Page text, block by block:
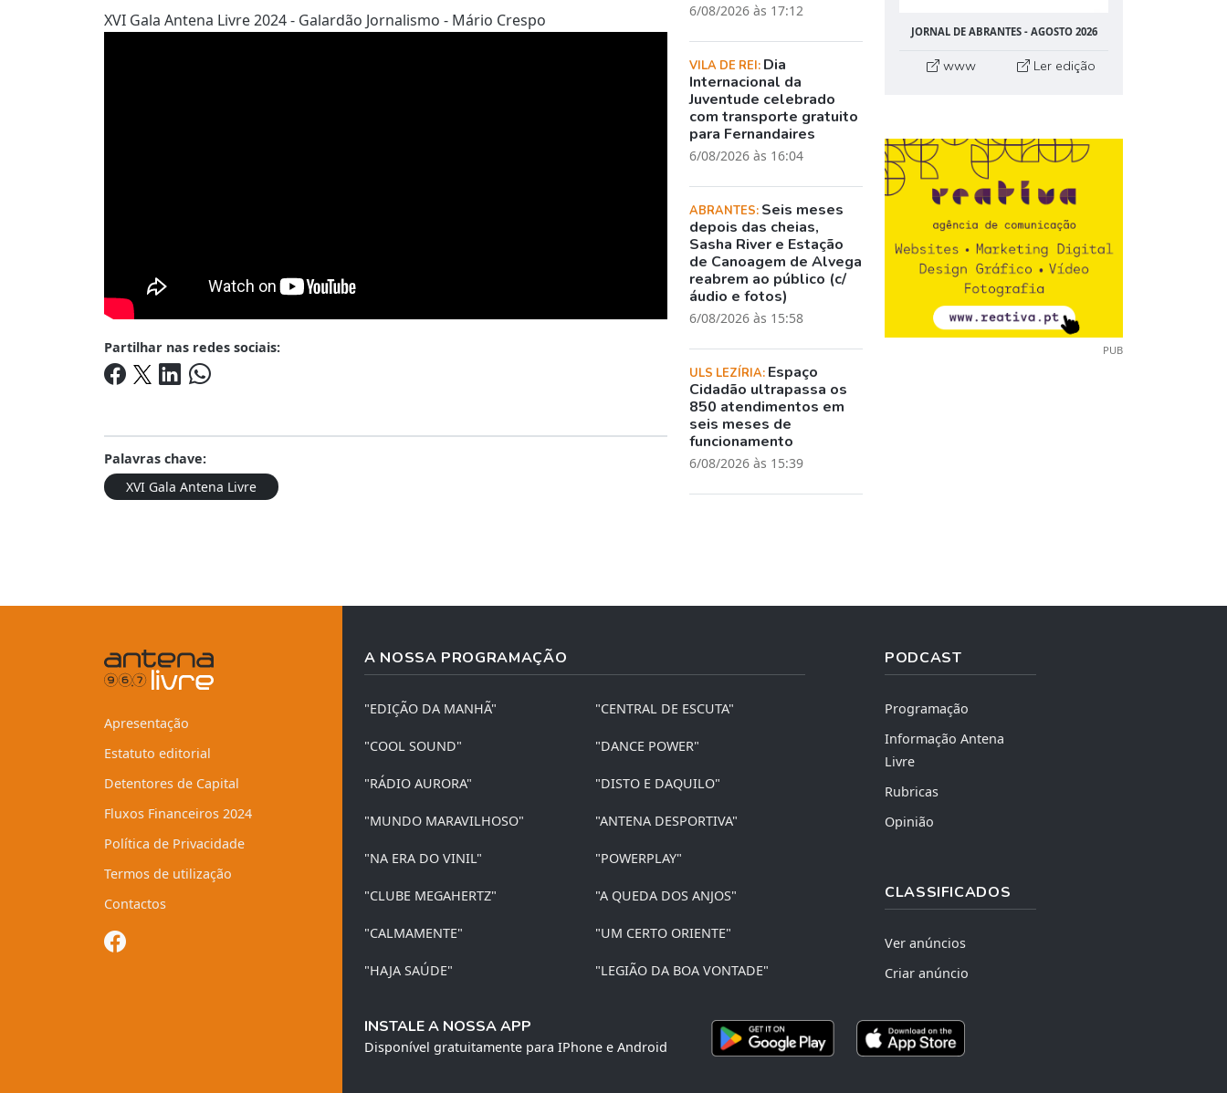
XVI Gala Antena Livre 2024 - Galardão Jornalismo - Mário Crespo
Partilhar nas redes sociais:
Palavras chave:
XVI Gala Antena Livre
6/08/2026 às 17:12
VILA DE REI: Dia
Internacional da
Juventude celebrado
com transporte gratuito
para Fernandaires
6/08/2026 às 16:04
ABRANTES: Seis meses
depois das cheias,
Sasha River e Estação
de Canoagem de Alvega
reabrem ao público (c/
áudio e fotos)
6/08/2026 às 15:58
ULS LEZÍRIA: Espaço
Cidadão ultrapassa os
850 atendimentos em
seis meses de
funcionamento
6/08/2026 às 15:39
JORNAL DE ABRANTES - AGOSTO 2026
www Ler edição
PUB
Apresentação
Estatuto editorial
Detentores de Capital
Fluxos Financeiros 2024
Política de Privacidade
Termos de utilização
Contactos
A NOSSA PROGRAMAÇÃO
"EDIÇÃO DA MANHÃ" "CENTRAL DE ESCUTA"
"COOL SOUND" "DANCE POWER"
"RÁDIO AURORA" "DISTO E DAQUILO"
"MUNDO MARAVILHOSO" "ANTENA DESPORTIVA"
"NA ERA DO VINIL" "POWERPLAY"
"CLUBE MEGAHERTZ" "A QUEDA DOS ANJOS"
"CALMAMENTE" "UM CERTO ORIENTE"
"HAJA SAÚDE" "LEGIÃO DA BOA VONTADE"
PODCAST
Programação
Informação Antena
Livre
Rubricas
Opinião
CLASSIFICADOS
Ver anúncios
Criar anúncio
INSTALE A NOSSA APP
Disponível gratuitamente para IPhone e Android